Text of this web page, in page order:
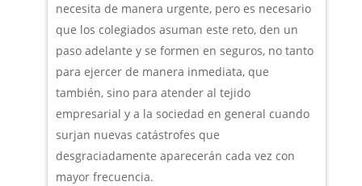
necesita de manera urgente, pero es necesario
que los colegiados asuman este reto, den un
paso adelante y se formen en seguros, no tanto
para ejercer de manera inmediata, que
también, sino para atender al tejido
empresarial y a la sociedad en general cuando
surjan nuevas catástrofes que
desgraciadamente aparecerán cada vez con
mayor frecuencia.